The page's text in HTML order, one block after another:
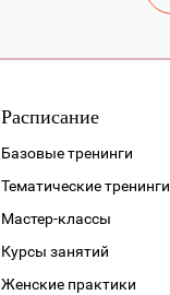
Расписание
Базовые тренинги
Тематические тренинги
Мастер-классы
Курсы занятий
Женские практики